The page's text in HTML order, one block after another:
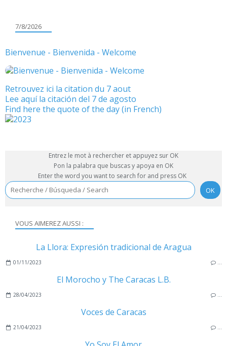
VOUS AIMEREZ AUSSI :
La Llora: Expresión tradicional de Aragua
01/11/2023 …
El Morocho y The Caracas L.B.
28/04/2023 …
Voces de Caracas
21/04/2023 …
7/8/2026
Bienvenue - Bienvenida - Welcome
Retrouvez ici la citation du 7 aout
Lee aquí la citación del 7 de agosto
Find here the quote of the day (in French)
Entrez le mot à rechercher et appuyez sur OK
Pon la palabra que buscas y apoya en OK
Enter the word you want to search for and press OK